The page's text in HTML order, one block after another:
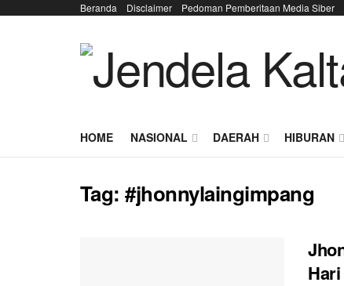
Beranda Disclaimer Pedoman Pemberitaan Media Siber
HOME NASIONAL DAERAH HIBURAN
Tag:#jhonnylaingimpang